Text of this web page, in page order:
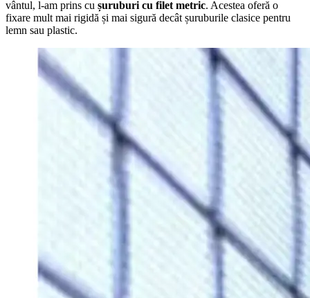
vântul, l-am prins cu șuruburi cu filet metric. Acestea oferă o
fixare mult mai rigidă și mai sigură decât șuruburile clasice pentru
lemn sau plastic.